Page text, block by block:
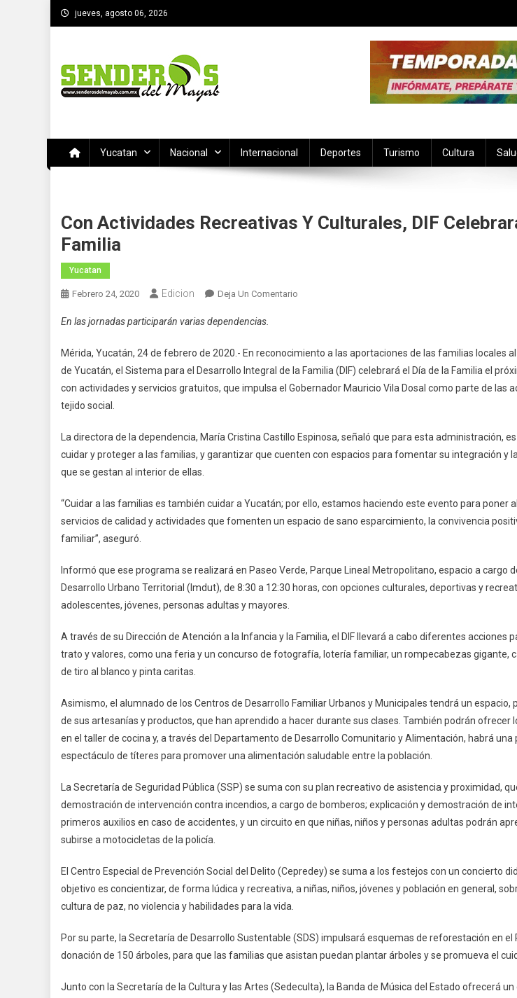
Saltar
al
jueves, agosto 06, 2026
Yucatan Nacional Internacional Deportes Turismo Cultura
Con Actividades Recreativas Y Culturales, DIF
Familia
Yucatan
Febrero 24, 2020 Edicion Deja Un Comentario
Y
Culturales,
DIF
De
La
En las jornadas participarán varias dependencias.
Mérida, Yucatán, 24 de febrero de 2020.- En reconocimiento a las aportaciones de las familias locales
de Yucatán, el Sistema para el Desarrollo Integral de la Familia (DIF) celebrará el Día de la Familia el
con actividades y servicios gratuitos, que impulsa el Gobernador Mauricio Vila Dosal como parte de las
tejido social.
La directora de la dependencia, María Cristina Castillo Espinosa, señaló que para esta administración,
cuidar y proteger a las familias, y garantizar que cuenten con espacios para fomentar su integración y
que se gestan al interior de ellas.
“Cuidar a las familias es también cuidar a Yucatán; por ello, estamos haciendo este evento para poner
servicios de calidad y actividades que fomenten un espacio de sano esparcimiento, la convivencia
familiar”, aseguró.
Informó que ese programa se realizará en Paseo Verde, Parque Lineal Metropolitano, espacio a cargo
Desarrollo Urbano Territorial (Imdut), de 8:30 a 12:30 horas, con opciones culturales, deportivas y
adolescentes, jóvenes, personas adultas y mayores.
A través de su Dirección de Atención a la Infancia y la Familia, el DIF llevará a cabo diferentes acciones
trato y valores, como una feria y un concurso de fotografía, lotería familiar, un rompecabezas gigante,
de tiro al blanco y pinta caritas.
Asimismo, el alumnado de los Centros de Desarrollo Familiar Urbanos y Municipales tendrá un espacio,
de sus artesanías y productos, que han aprendido a hacer durante sus clases. También podrán ofrecer
en el taller de cocina y, a través del Departamento de Desarrollo Comunitario y Alimentación, habrá
espectáculo de títeres para promover una alimentación saludable entre la población.
La Secretaría de Seguridad Pública (SSP) se suma con su plan recreativo de asistencia y proximidad,
demostración de intervención contra incendios, a cargo de bomberos; explicación y demostración de
primeros auxilios en caso de accidentes, y un circuito en que niñas, niños y personas adultas podrán
subirse a motocicletas de la policía.
El Centro Especial de Prevención Social del Delito (Cepredey) se suma a los festejos con un concierto
objetivo es concientizar, de forma lúdica y recreativa, a niñas, niños, jóvenes y población en general,
cultura de paz, no violencia y habilidades para la vida.
Por su parte, la Secretaría de Desarrollo Sustentable (SDS) impulsará esquemas de reforestación en el
donación de 150 árboles, para que las familias que asistan puedan plantar árboles y se promueva el
Junto con la Secretaría de la Cultura y las Artes (Sedeculta), la Banda de Música del Estado ofrecerá